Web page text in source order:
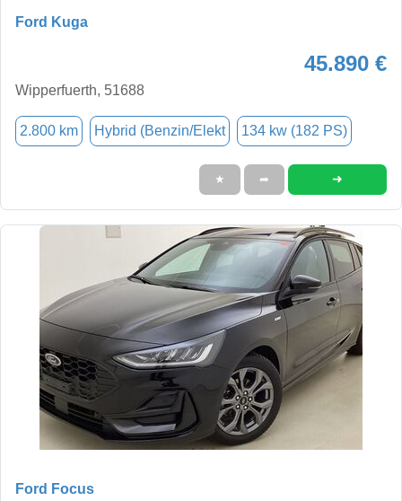
Ford Kuga
45.890 €
Wipperfuerth, 51688
2.800 km Hybrid (Benzin/Elekt 134 kw (182 PS)
★ ➦ ➜
Ford Focus